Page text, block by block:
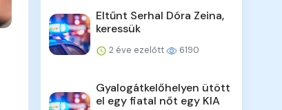
Eltűnt Serhal Dóra Zeina,
keressük
2 éve ezelőtt 6190
Gyalogátkelőhelyen ütött
el egy fiatal nőt egy KIA